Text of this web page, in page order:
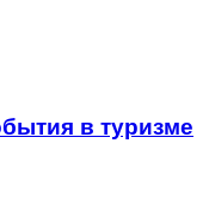
в туризме